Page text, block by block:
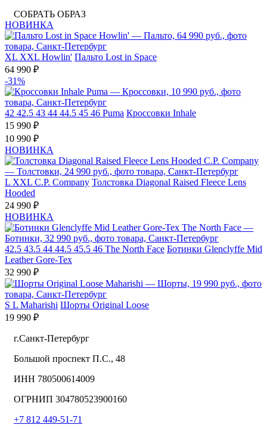
СОБРАТЬ ОБРАЗ
НОВИНКА
XL XXL Howlin' Пальто Lost in Space
64 990 ₽
-31%
42 42.5 43 44 44.5 45 46 Puma Кроссовки Inhale
15 990 ₽
10 990 ₽
НОВИНКА
L XXL C.P. Company Толстовка Diagonal Raised Fleece Lens
Hooded
24 990 ₽
НОВИНКА
42.5 43.5 44 44.5 45.5 46 The North Face Ботинки Glenclyffe Mid
Leather Gore-Tex
32 990 ₽
S L Maharishi Шорты Original Loose
19 990 ₽
г.Санкт-Петербург
Большой проспект П.С., 48
ИНН 780500614009
ОГРНИП 304780523900160
+7 812 449-51-71